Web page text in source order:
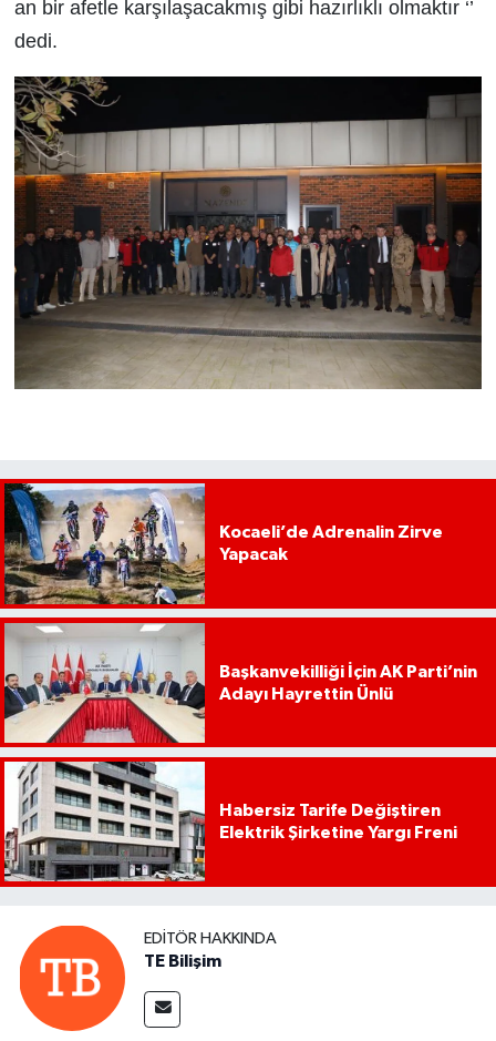
an bir afetle karşılaşacakmış gibi hazırlıklı olmaktır ‘’
dedi.
Kocaeli’de Adrenalin Zirve
Yapacak
Başkanvekilliği İçin AK Parti’nin
Adayı Hayrettin Ünlü
Habersiz Tarife Değiştiren
Elektrik Şirketine Yargı Freni
EDITÖR HAKKINDA
TE Bilişim